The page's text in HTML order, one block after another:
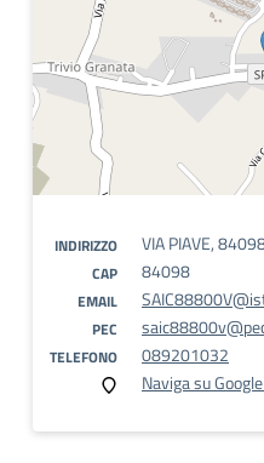
INDIRIZZO VIA PIAVE,
CAP 84098
EMAIL
PEC
TELEFONO
089201032
Naviga su